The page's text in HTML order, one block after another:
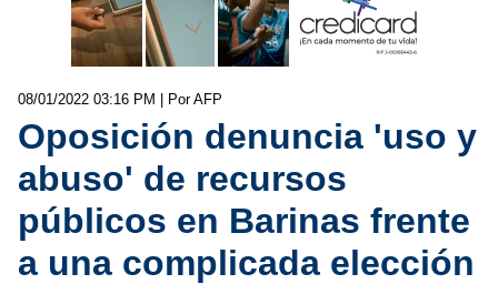
08/01/2022 03:16 PM | Por AFP
Oposición denuncia 'uso y
abuso' de recursos
públicos en Barinas frente
a una complicada elección